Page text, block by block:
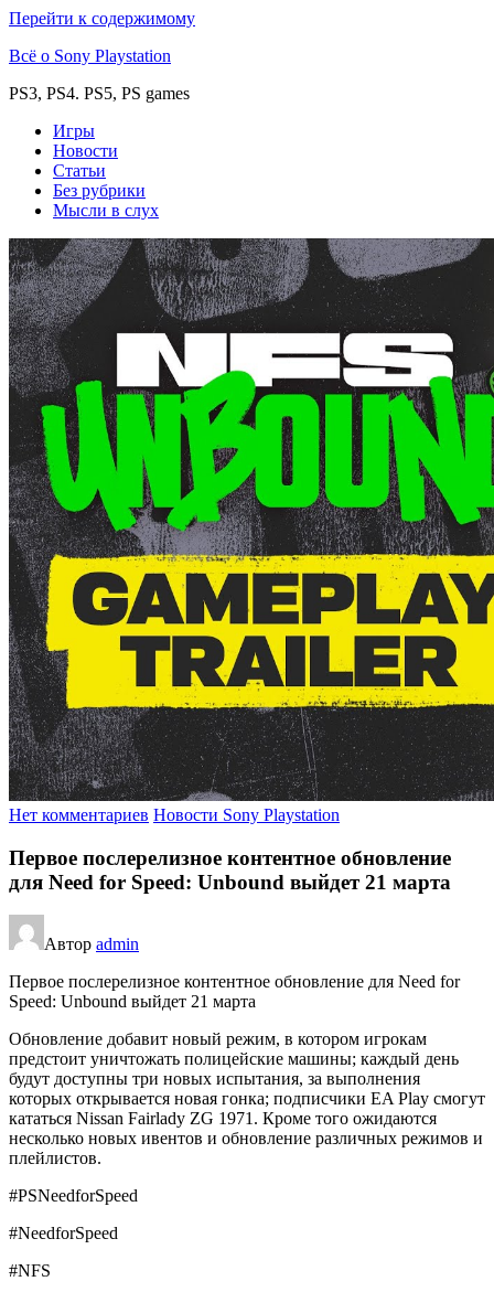
Перейти к содержимому
Всё о Sony Playstation
PS3, PS4. PS5, PS games
Игры
Новости
Статьи
Без рубрики
Мысли в слух
Нет комментариев Новости Sony Playstation
Первое послерелизное контентное обновление
для Need for Speed: Unbound выйдет 21 марта
Автор admin
Первое послерелизное контентное обновление для Need for
Speed: Unbound выйдет 21 марта
Обновление добавит новый режим, в котором игрокам
предстоит уничтожать полицейские машины; каждый день
будут доступны три новых испытания, за выполнения
которых открывается новая гонка; подписчики EA Play смогут
кататься Nissan Fairlady ZG 1971. Кроме того ожидаются
несколько новых ивентов и обновление различных режимов и
плейлистов.
#PSNeedforSpeed
#NeedforSpeed
#NFS